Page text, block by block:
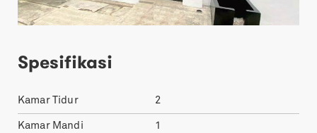
Spesifikasi
Kamar Tidur 2
Kamar Mandi 1